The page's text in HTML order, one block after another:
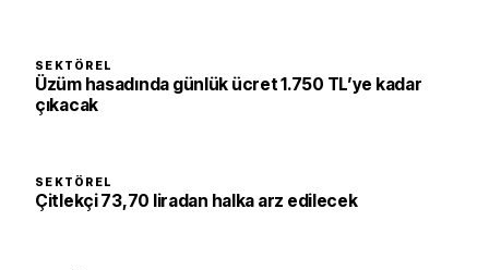
SEKTÖREL
Üzüm hasadında günlük ücret 1.750 TL’ye kadar
çıkacak
SEKTÖREL
Çitlekçi 73,70 liradan halka arz edilecek